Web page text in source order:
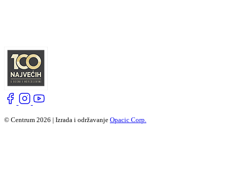
© Centrum 2026 | Izrada i održavanje Opacic Corp.